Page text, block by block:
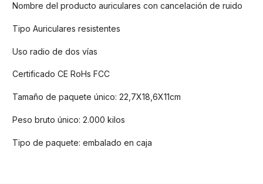
Nombre del producto auriculares con cancelación de ruido
Tipo Auriculares resistentes
Uso radio de dos vías
Certificado CE RoHs FCC
Tamaño de paquete único: 22,7X18,6X11cm
Peso bruto único: 2.000 kilos
Tipo de paquete: embalado en caja